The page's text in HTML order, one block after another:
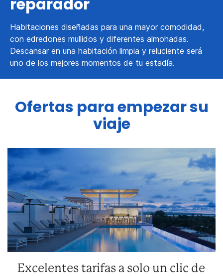
reparador
Habitaciones diseñadas para una mayor comodidad,
con edredones mullidos y diferentes almohadas.
Descansar en una habitación limpia y reluciente será
uno de los mejores momentos de tu estadía.
Ofertas para empezar su
viaje
Excelentes tarifas a solo un clic de